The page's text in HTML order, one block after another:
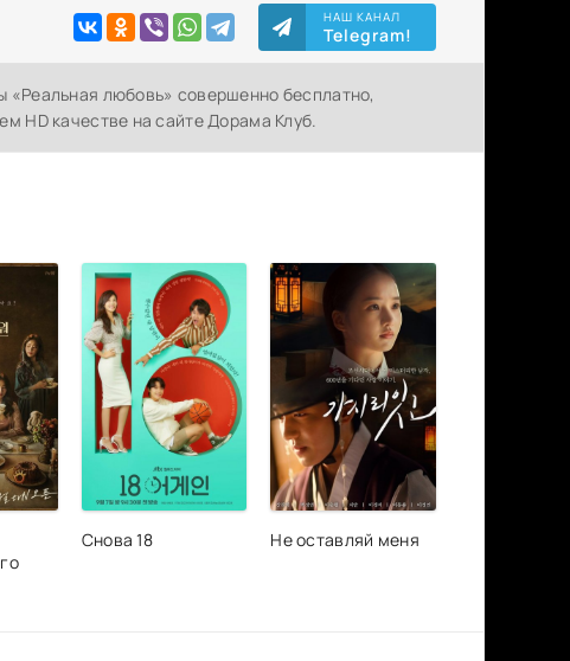
НАШ КАНАЛ
Telegram!
«Реальная любовь» совершенно бесплатно,
HD качестве на сайте Дорама Клуб.
Снова 18 Не оставляй меня